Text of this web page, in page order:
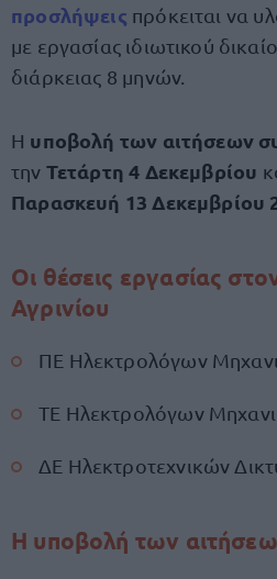
προσλήψεις πρόκειται να
με εργασίας ιδιωτικού
διάρκειας 8 μηνών.
Η υποβολή των αιτήσεων
την Τετάρτη 4 Δεκεμβρίου
Παρασκευή 13 Δεκεμβρίου
Οι θέσεις εργασίας
Αγρινίου
ΠΕ Ηλεκτρολόγων
ΤΕ Ηλεκτρολόγων
ΔΕ Ηλεκτροτεχνικών
Η υποβολή των